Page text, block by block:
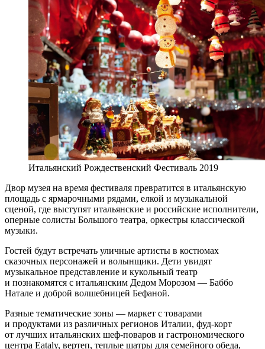
Итальянский Рождественский Фестиваль 2019
Двор музея на время фестиваля превратится в итальянскую
площадь с ярмарочными рядами, елкой и музыкальной
сценой, где выступят итальянские и российские исполнители,
оперные солисты Большого театра, оркестры классической
музыки.
Гостей будут встречать уличные артисты в костюмах
сказочных персонажей и волынщики. Дети увидят
музыкальное представление и кукольный театр
и познакомятся с итальянским Дедом Морозом — Баббо
Натале и доброй волшебницей Бефаной.
Разные тематические зоны — маркет с товарами
и продуктами из различных регионов Италии, фуд-корт
от лучших итальянских шеф-поваров и гастрономического
центра Eataly, вертеп, теплые шатры для семейного обеда,